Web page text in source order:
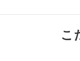
こ
大浴場